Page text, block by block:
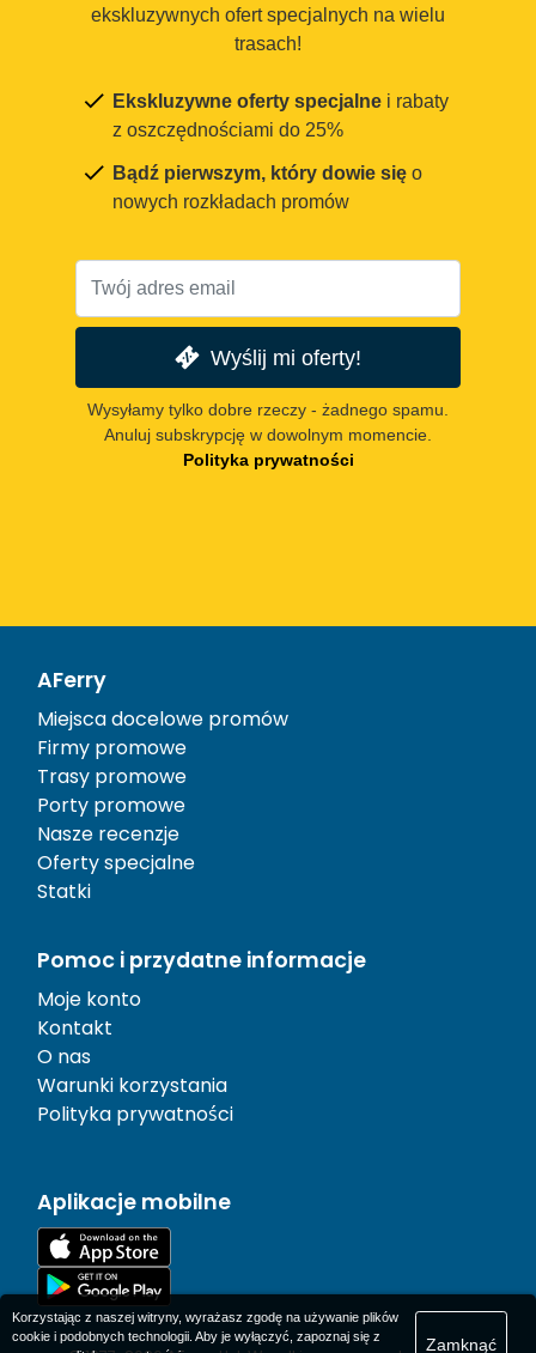
ekskluzywnych ofert specjalnych na wielu
trasach!
Ekskluzywne oferty specjalne i rabaty
z oszczędnościami do 25%
Bądź pierwszym, który dowie się o
nowych rozkładach promów
Wyślij mi oferty!
Wysyłamy tylko dobre rzeczy - żadnego spamu.
Anuluj subskrypcję w dowolnym momencie.
Polityka prywatności
AFerry
Miejsca docelowe promów
Firmy promowe
Trasy promowe
Porty promowe
Nasze recenzje
Oferty specjalne
Statki
Pomoc i przydatne informacje
Moje konto
Kontakt
O nas
Warunki korzystania
Polityka prywatności
Aplikacje mobilne
Korzystając z naszej witryny, wyrażasz zgodę na używanie plików
cookie i podobnych technologii. Aby je wyłączyć, zapoznaj się z
Zamknąć